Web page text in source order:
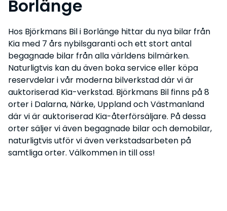
Hos Björkmans Bil i Borlänge hittar du nya bilar från
Kia med 7 års nybilsgaranti och ett stort antal
begagnade bilar från alla världens bilmärken.
Naturligtvis kan du även boka service eller köpa
reservdelar i vår moderna bilverkstad där vi är
auktoriserad Kia-verkstad. Björkmans Bil finns på 8
orter i Dalarna, Närke, Uppland och Västmanland
där vi är auktoriserad Kia-återförsäljare. På dessa
orter säljer vi även begagnade bilar och demobilar,
naturligtvis utför vi även verkstadsarbeten på
samtliga orter. Välkommen in till oss!